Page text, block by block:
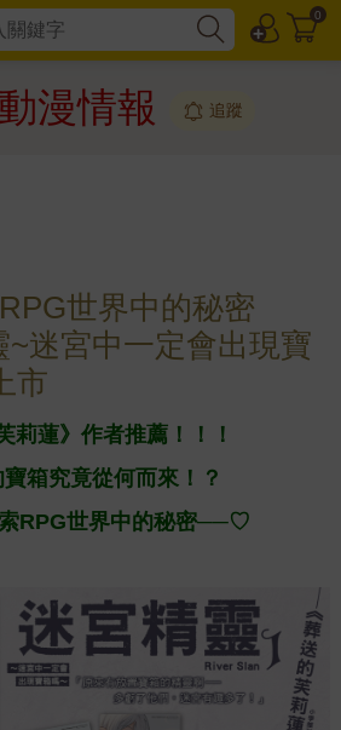
0
漫情報 追蹤
世界中的秘密
迷宮中一定會出現寶
市
莉蓮》作者推薦！！！
箱究竟從何而來！？
RPG世界中的秘密──♡